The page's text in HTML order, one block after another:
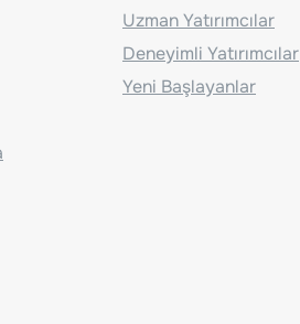
Uzman Yatırımcılar
Deneyimli Yatırımcılar
Yeni Başlayanlar